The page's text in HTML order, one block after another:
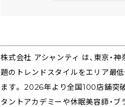
株式会社 アシャンティ は、東京・
題のトレンドスタイルをエリア最
ます。 2026年より全国100店舗突
タントアカデミーや休眠美容師・